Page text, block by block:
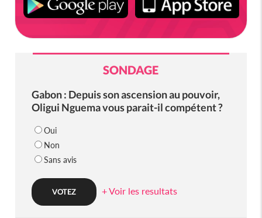
SONDAGE
Gabon : Depuis son ascension au pouvoir,
Oligui Nguema vous parait-il compétent ?
Oui
Non
Sans avis
+ Voir les resultats